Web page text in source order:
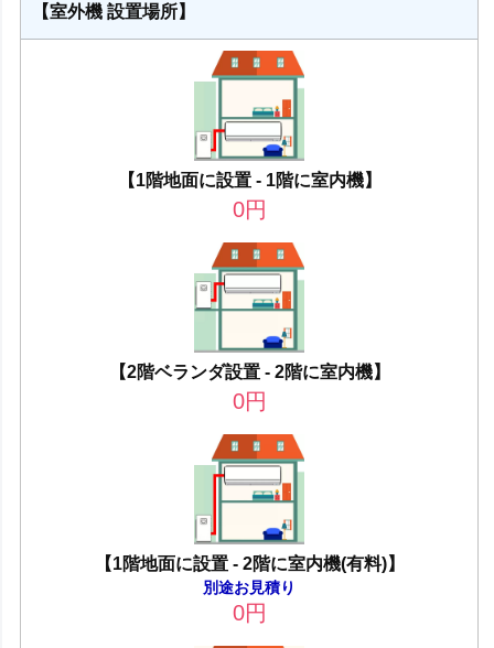
【室外機 設置場所】
【1階地面に設置 - 1階に室内機】
0円
【2階ベランダ設置 - 2階に室内機】
0円
【1階地面に設置 - 2階に室内機(有料)】
別途お見積り
0円